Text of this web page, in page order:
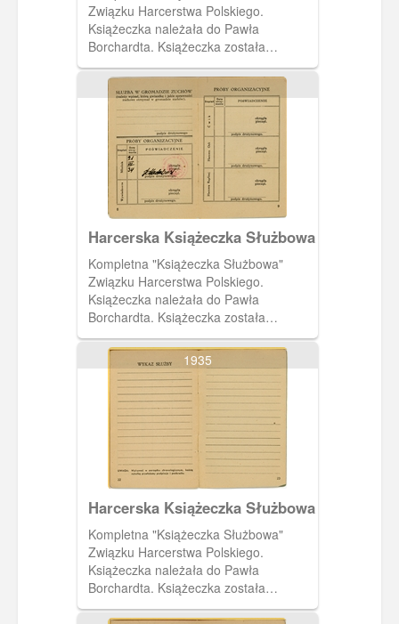
Związku Harcerstwa Polskiego.
Książeczka należała do Pawła
Borchardta. Książeczka została
wystawiona 19 czerwca 1937 roku
przez harcmistrza Alfa Liczmańskiego.
Pierwsza strona okładki z krzyżem
harcerskim.
Harcerska Książeczka Służbowa
Kompletna "Książeczka Służbowa"
Związku Harcerstwa Polskiego.
Książeczka należała do Pawła
Borchardta. Książeczka została
wystawiona 19 czerwca 1937 roku
przez harcmistrza Alfa Liczmańskiego.
Na ósmej stronie miejsce na wpis
służby w gromadzie zuchów i tabela do
wpisów prób organizacyjnych. Na
dziewiątej stronie tabela wpisów prób
organizacyjnych.
1935
Harcerska Książeczka Służbowa
Kompletna "Książeczka Służbowa"
Związku Harcerstwa Polskiego.
Książeczka należała do Pawła
Borchardta. Książeczka została
wystawiona 19 czerwca 1937 roku